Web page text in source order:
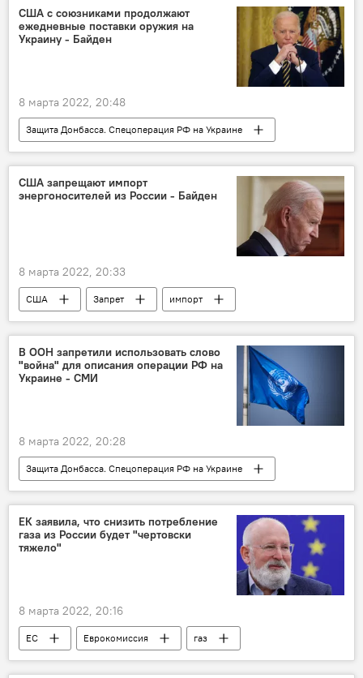
США с союзниками продолжают
ежедневные поставки оружия на
Украину - Байден
8 марта 2022, 20:48
Защита Донбасса. Спецоперация РФ на Украине
Джо Байден
Россия
США
Украина
США запрещают импорт
энергоносителей из России - Байден
8 марта 2022, 20:33
США Запрет
импорт
Россия
нефть газ
В ООН запретили использовать слово
"война" для описания операции РФ на
Украине - СМИ
8 марта 2022, 20:28
Защита Донбасса. Спецоперация РФ на Украине
ООН
Россия Украина
ЕК заявила, что снизить потребление
газа из России будет "чертовски
тяжело"
8 марта 2022, 20:16
ЕС Еврокомиссия
газ
Россия
план сокращение